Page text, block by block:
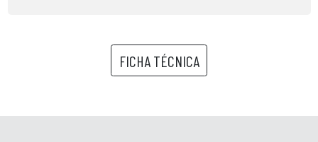
FICHA TÉCNICA